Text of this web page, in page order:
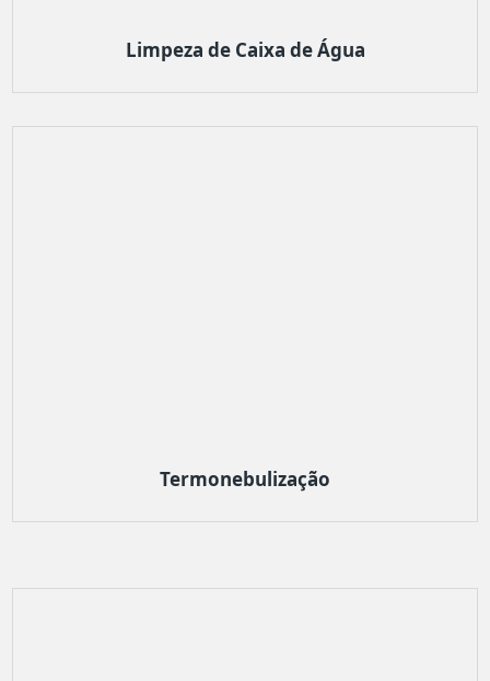
Limpeza de Caixa de Água
Termonebulização